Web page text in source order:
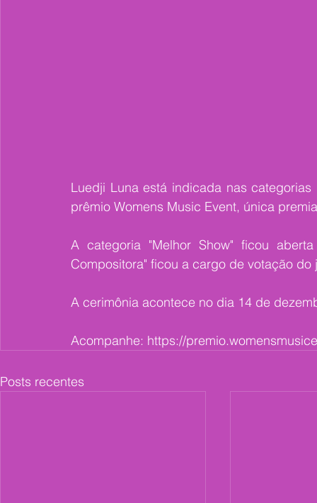
Luedji Luna está indicada nas
prêmio Womens Music Event, única
A categoria "Melhor Show" ficou
Compositora" ficou a cargo de votação do
A cerimônia acontece no dia 14 de
Acompanhe: https://
Posts recentes